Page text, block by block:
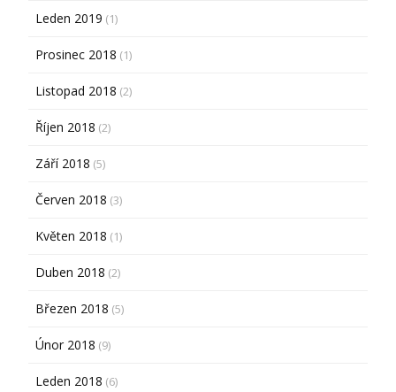
Leden 2019 (1)
Prosinec 2018 (1)
Listopad 2018 (2)
Říjen 2018 (2)
Září 2018 (5)
Červen 2018 (3)
Květen 2018 (1)
Duben 2018 (2)
Březen 2018 (5)
Únor 2018 (9)
Leden 2018 (6)